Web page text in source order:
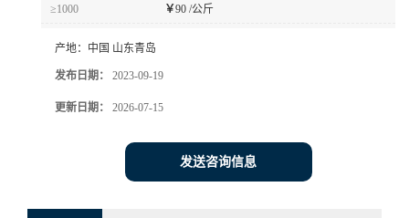
≥1000 ￥90 /公斤
产地： 中国 山东青岛
发布日期： 2023-09-19
更新日期： 2026-07-15
发送咨询信息